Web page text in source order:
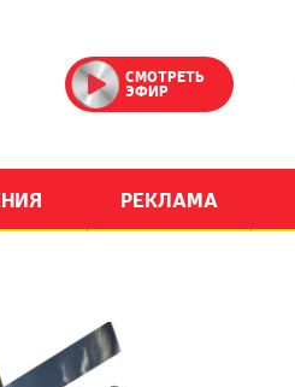
СМОТРЕТЬ
ЭФИР
РЕКЛАМА